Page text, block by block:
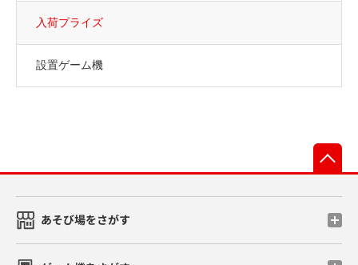
入荷プライズ
設置ゲーム機
あそび場をさがす